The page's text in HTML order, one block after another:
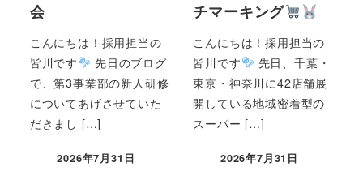
会
こんにちは！採用担当の
皆川です
先日のブログ
で、第3事業部の新人研修
についてあげさせていた
だきまし […]
2026年7月31日
チマーキング
こんにちは！採用担当の
皆川です
先日、千葉・
東京・神奈川に42店舗展
開している地域密着型の
スーパー […]
2026年7月31日